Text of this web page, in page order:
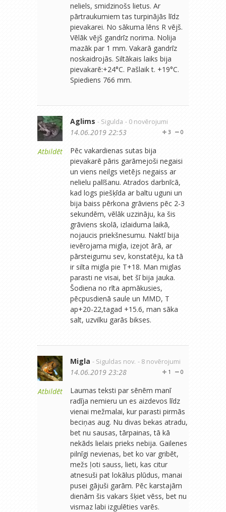
neliels, smidzinošs lietus. Ar
pārtraukumiem tas turpinājās līdz
pievakarei. No sākuma lēns R vējš.
Vēlāk vējš gandrīz norima. Nolija
mazāk par 1 mm. Vakarā gandrīz
noskaidrojās. Siltākais laiks bija
pievakarē:+24°C. Pašlaik t. +19°C.
Spiediens 766 mm.
Atbildēt
Aglims - Sigulda - 0 novērojumi
0
3
14.06.2019 22:53
Pēc vakardienas sutas bija
pievakarē pāris garāmejoši negaisi
un viens neilgs vietējs negaiss ar
nelielu palīšanu. Atrados darbnīcā,
kad logs piešķīda ar baltu uguni un
bija baiss pērkona grāviens pēc 2-3
sekundēm, vēlāk uzzināju, ka šis
grāviens skolā, izlaiduma laikā,
nojaucis priekšnesumu. Naktī bija
ievērojama migla, izejot ārā, ar
pārsteigumu sev, konstatēju, ka tā
ir silta migla pie T+18. Man miglas
parasti ne visai, bet šī bija jauka.
Šodiena no rīta apmākusies,
pēcpusdienā saule un MMD, T
ap+20-22,tagad +15.6, man sāka
salt, uzvilku garās bikses.
Atbildēt
Migla - Siguldas nov. - 8 novērojumi
0
1
14.06.2019 23:28
Laumas teksti par sēnēm manī
radīja nemieru un es aizdevos līdz
vienai mežmalai, kur parasti pirmās
beciņas aug. Nu divas bekas atradu,
bet nu sausas, tārpainas, tā kā
nekāds lielais prieks nebija. Gailenes
pilnīgi nevienas, bet ko var gribēt,
mežs ļoti sauss, lieti, kas citur
atnesuši pat lokālus plūdus, manai
pusei gājuši garām. Pēc karstajām
dienām šis vakars šķiet vēss, bet nu
vismaz labi izgulēties varēs.